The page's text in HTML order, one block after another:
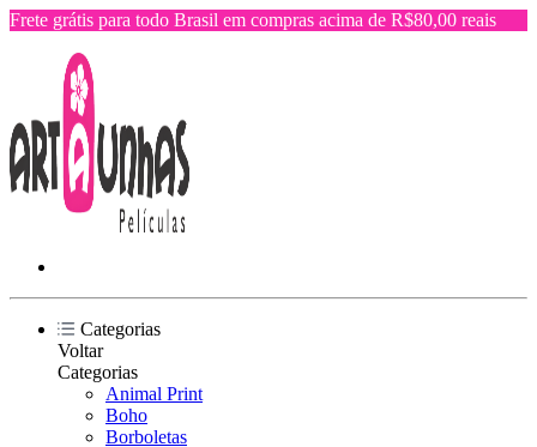
Frete grátis para todo Brasil em compras acima de R$80,00 reais
Categorias
Voltar
Categorias
Animal Print
Boho
Borboletas